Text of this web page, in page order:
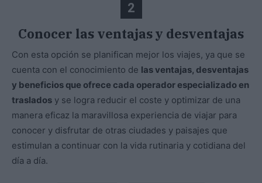
2
Conocer las ventajas y desventajas
Con esta opción se planifican mejor los viajes, ya que se
cuenta con el conocimiento de las ventajas, desventajas
y beneficios que ofrece cada operador especializado en
traslados y se logra reducir el coste y optimizar de una
manera eficaz la maravillosa experiencia de viajar para
conocer y disfrutar de otras ciudades y paisajes que
estimulan a continuar con la vida rutinaria y cotidiana del
día a día.